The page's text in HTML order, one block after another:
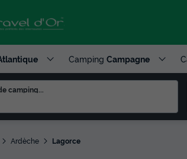
Camping Campagne
camping...
Ardèche Lagorce